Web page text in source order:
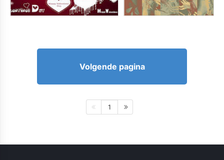
Volgende pagina
1